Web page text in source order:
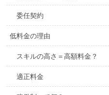
委任契約
低料金の理由
スキルの高さ＝高額料金？
適正料金